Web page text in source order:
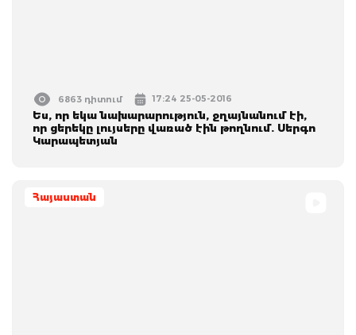
6863 դիտում 17:24 25-05-2016
Ես, որ եկա նախարարություն, ջղայնանում էի,
որ ցերեկը լույսերը վառած էին թողնում. Սերգո
Կարապետյան
Հայաստան